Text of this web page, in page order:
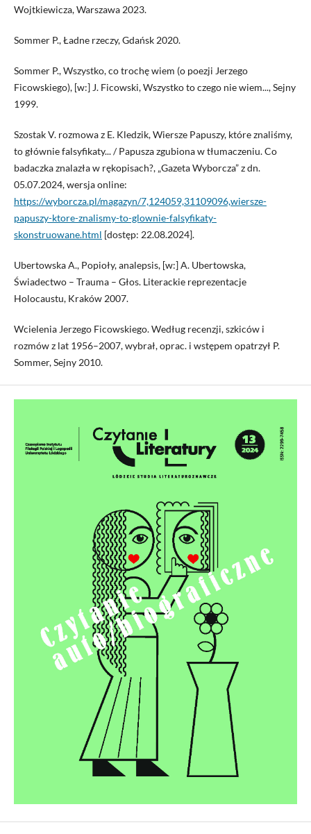
Wojtkiewicza, Warszawa 2023.
Sommer P., Ładne rzeczy, Gdańsk 2020.
Sommer P., Wszystko, co trochę wiem (o poezji Jerzego
Ficowskiego), [w:] J. Ficowski, Wszystko to czego nie wiem..., Sejny
1999.
Szostak V. rozmowa z E. Kledzik, Wiersze Papuszy, które znaliśmy,
to głównie falsyfikaty... / Papusza zgubiona w tłumaczeniu. Co
badaczka znalazła w rękopisach?, „Gazeta Wyborcza” z dn.
05.07.2024, wersja online:
https://wyborcza.pl/magazyn/7,124059,31109096,wiersze-
papuszy-ktore-znalismy-to-glownie-falsyfikaty-
skonstruowane.html [dostęp: 22.08.2024].
Ubertowska A., Popioły, analepsis, [w:] A. Ubertowska,
Świadectwo – Trauma – Głos. Literackie reprezentacje
Holocaustu, Kraków 2007.
Wcielenia Jerzego Ficowskiego. Według recenzji, szkiców i
rozmów z lat 1956–2007, wybrał, oprac. i wstępem opatrzył P.
Sommer, Sejny 2010.